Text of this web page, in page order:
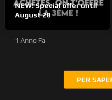
NEW! Special offer until
August 20
1 Anno Fa
PER